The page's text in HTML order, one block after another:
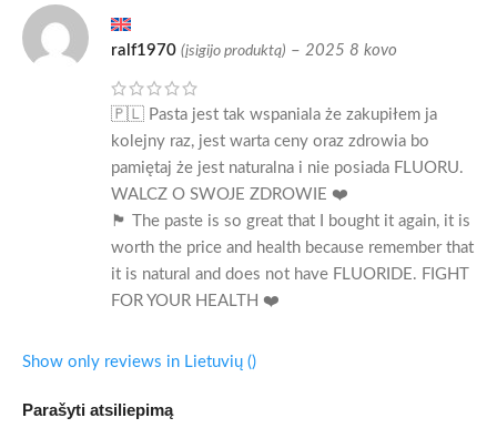
ralf1970 (įsigijo produktą) – 2025 8 kovo
🇵🇱 Pasta jest tak wspaniala że zakupiłem ja
kolejny raz, jest warta ceny oraz zdrowia bo
pamiętaj że jest naturalna i nie posiada FLUORU.
WALCZ O SWOJE ZDROWIE ❤️
🏴󠁧󠁢󠁳󠁣󠁴󠁿 The paste is so great that I bought it again, it is
worth the price and health because remember that
it is natural and does not have FLUORIDE. FIGHT
FOR YOUR HEALTH ❤️
Show only reviews in Lietuvių ()
Parašyti atsiliepimą